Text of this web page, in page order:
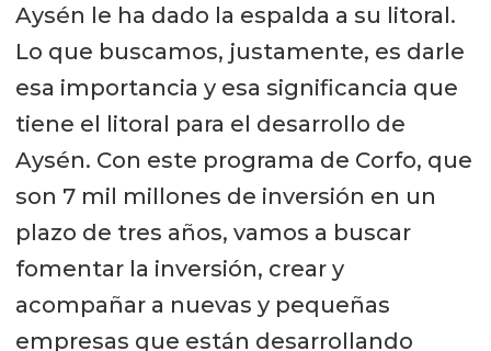
Aysén le ha dado la espalda a su litoral.
Lo que buscamos, justamente, es darle
esa importancia y esa significancia que
tiene el litoral para el desarrollo de
Aysén. Con este programa de Corfo, que
son 7 mil millones de inversión en un
plazo de tres años, vamos a buscar
fomentar la inversión, crear y
acompañar a nuevas y pequeñas
empresas que están desarrollando